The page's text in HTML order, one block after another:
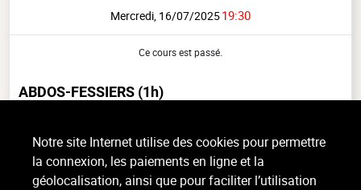
Mercredi, 16/07/202519:30
Ce cours est passé.
ABDOS-FESSIERS(1h)
COURS DONNE DANS LA SALLE UPCréez-vous des fessiers endiablés et
une silhouette de rêve ! Ce cours de renforcement musculaire ciblé sur les
cuisses, les fessiers et les abdominaux est l'idéal (...)
Notre site Internet utilise des cookies pour permettre
la connexion, les paiements en ligne et la
géolocalisation, ainsi que pour faciliter l’utilisation